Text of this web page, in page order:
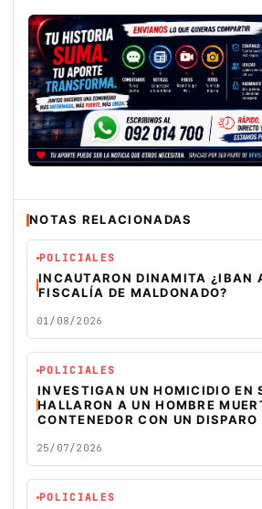
NOTAS RELACIONADAS
POLICIALES
INCAUTARON DINAMITA ¿IBAN
FISCALÍA DE MALDONADO?
01/08/2026
POLICIALES
INVESTIGAN UN HOMICIDIO EN
HALLARON A UN HOMBRE
CONTENEDOR CON UN DISPARO
25/07/2026
POLICIALES